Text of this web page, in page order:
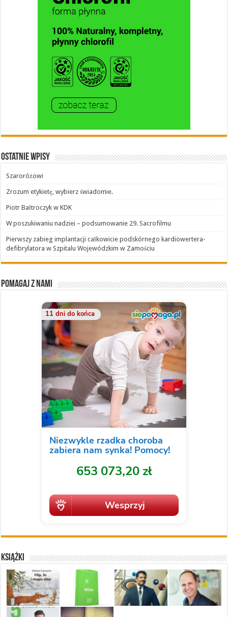
Ostatnie wpisy
Szaroróżowi
Zrozum etykietę, wybierz świadomie.
Piotr Bałtroczyk w KDK
W poszukiwaniu nadziei – podsumowanie 29. Sacrofilmu
Pierwszy zabieg implantacji całkowicie podskórnego kardiowertera-
defibrylatora w Szpitalu Wojewódzkim w Zamościu
Pomagaj z nami
Książki